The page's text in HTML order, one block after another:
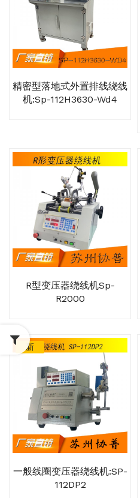
精密型落地式外置排线绕线
机:sp-112H3630-Wd4
R型变压器绕线机sp-
R2000
新
一般线圈变压器绕线机:SP-
112DP2